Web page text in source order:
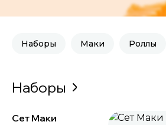
Наборы Маки Роллы
Наборы
Сет Маки